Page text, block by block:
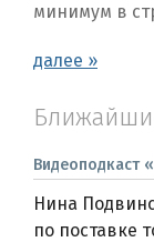
минимум в
далее »
Видеоподкаст
Нина
по поставке